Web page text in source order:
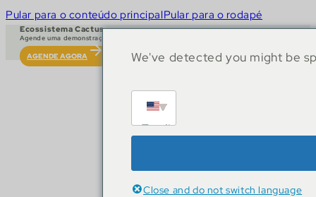
Pular para o conteúdo principalPular para o rodapé
Ecossistema Cactus
Agende uma demonstração ao vivo
AGENDE AGORA We've detected you might be
English
Close and do not switch language